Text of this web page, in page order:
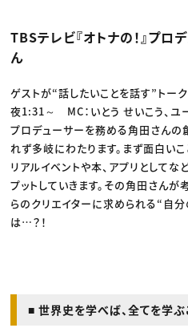
編集・ライティング
マーケティング
業界解説・キャリア事情
Webクリエイター
アプリクリエイター
ゲームクリエイター
映像クリエイター
クリエイターインタビュー
C＆R Magazine
セミナー
ニュース・トレンド トップ
Web
映像
ゲーム・エンタメ
広告
出版
CREATIVE VILLAGEからの
TBSテレビ『オトナの！』プ
ん
ゲストが“話したいことを話す”トー
夜1:31～ MC：いとう せいこう、ユ
プロデューサーを務める角田さんの
れず多岐にわたります。まず面白い
リアルイベントや本、アプリとして
プットしていきます。その角田さん
らのクリエイターに求められる“自
は…？！
■ 世界史を学べば、全てを学ぶ